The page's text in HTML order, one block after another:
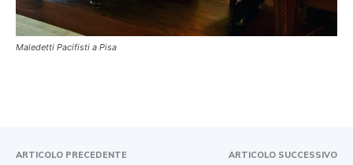
Maledetti Pacifisti a Pisa
ARTICOLO PRECEDENTE ARTICOLO SUCCESSIVO